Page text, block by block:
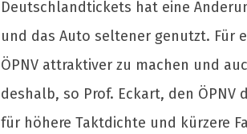
Deutschlandtickets hat eine
und das Auto seltener genutzt. Für
ÖPNV attraktiver zu machen und
deshalb, so Prof. Eckart, den
für höhere Taktdichte und kürzere